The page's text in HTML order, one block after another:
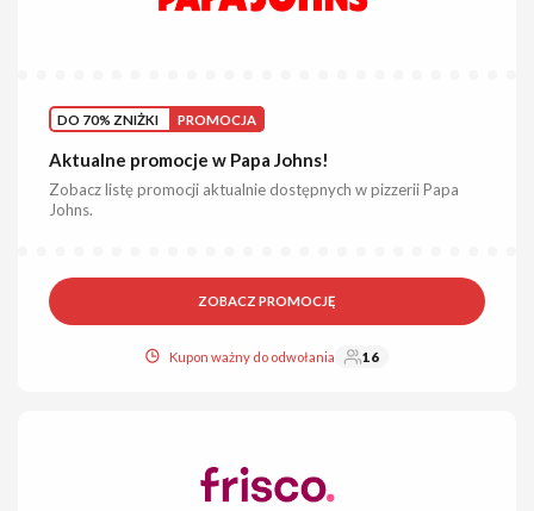
DO 70% ZNIŻKI PROMOCJA
Aktualne promocje w Papa Johns!
Zobacz listę promocji aktualnie dostępnych w pizzerii Papa
Johns.
ZOBACZ PROMOCJĘ
Kupon ważny do odwołania 16